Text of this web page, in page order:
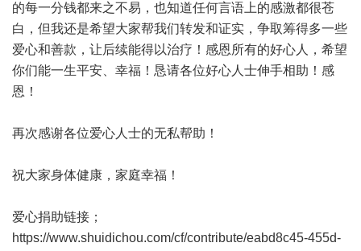
的每一分钱都来之不易，也知道任何言语上的感激都很苍
白，但我还是希望大家帮我们转发和证实，争取筹得多一些
爱心和善款，让后续能得以治疗！感恩所有的好心人，希望
你们能一生平安、幸福！恳请各位好心人士伸手相助！感
恩！
再次感谢各位爱心人士的无私帮助！
祝大家身体健康，家庭幸福！
爱心捐助链接；
https://www.shuidichou.com/cf/contribute/eabd8c45-455d-